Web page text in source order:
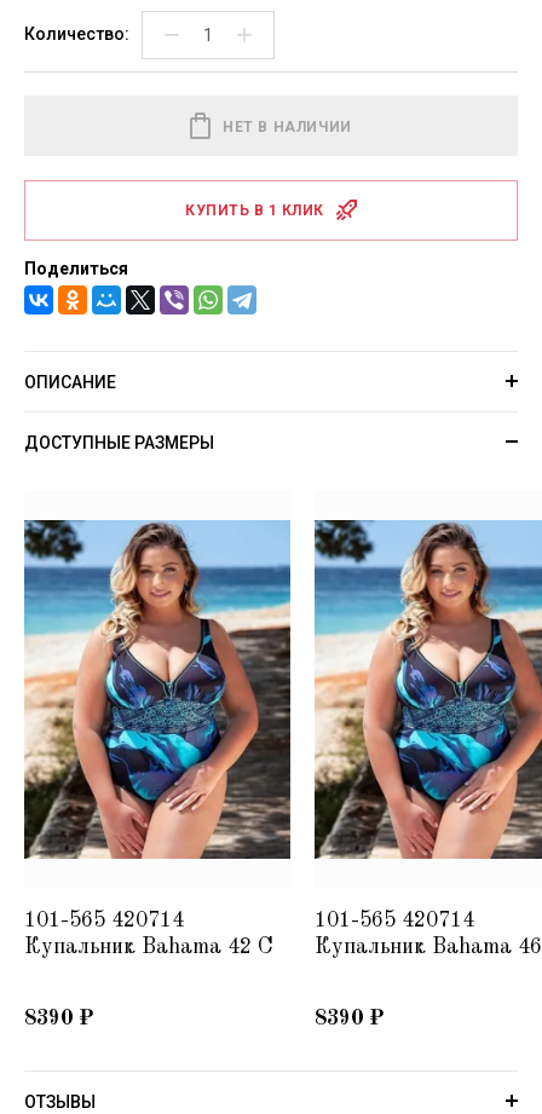
Количество: − +
НЕТ В НАЛИЧИИ
КУПИТЬ В 1 КЛИК
Поделиться
ОПИСАНИЕ
ДОСТУПНЫЕ РАЗМЕРЫ
101-565 420714
Купальник Bahama 42 C
8390 ₽
101-565 420714
Купальник Bahama
8390 ₽
ОТЗЫВЫ